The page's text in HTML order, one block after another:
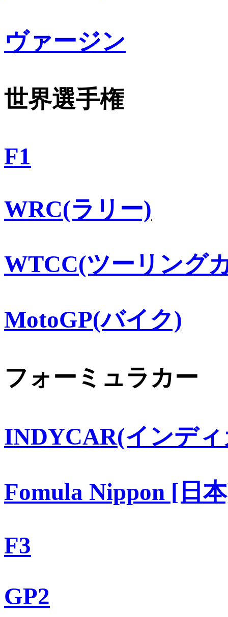
ヴァージン
世界選手権
F1
WRC(ラリー)
WTCC(ツーリング
MotoGP(バイク)
フォーミュラカー
INDYCAR(インデ
Fomula Nippon [日
F3
GP2